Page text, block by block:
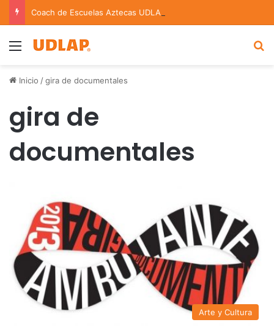
Menu
Inicio /gira de documentales
gira de
documentales
Arte y Cultura